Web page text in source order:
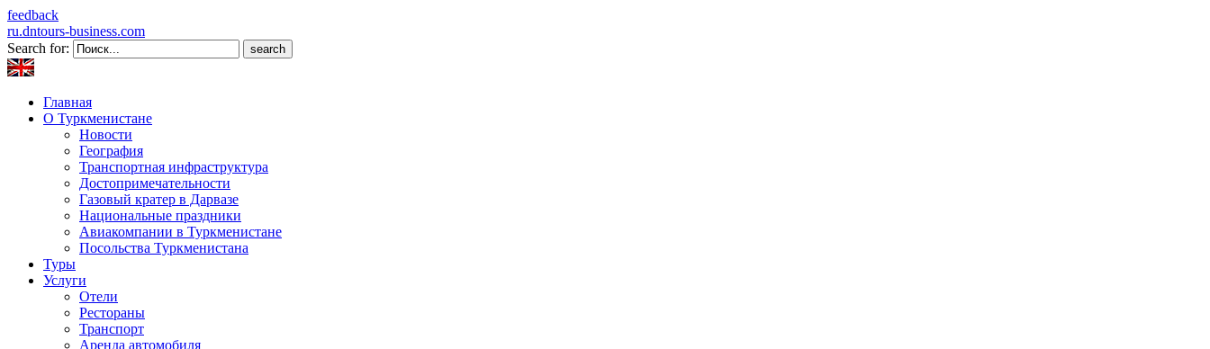
feedback
ru.dntours-business.com
Search for:
Главная
О Туркменистане
Новости
География
Транспортная инфраструктура
Достопримечательности
Газовый кратер в Дарвазе
Национальные праздники
Авиакомпании в Туркменистане
Посольства Туркменистана
Туры
Услуги
Отели
Рестораны
Транспорт
Аренда автомобиля